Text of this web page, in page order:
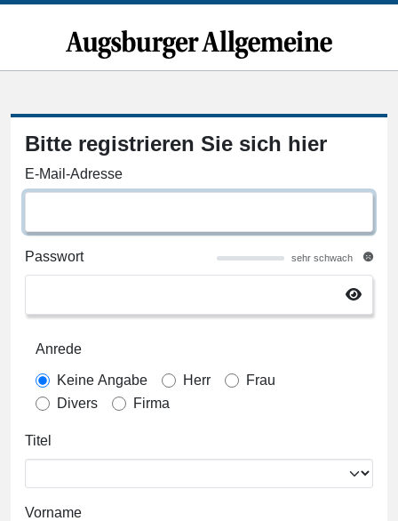
Bitte registrieren Sie sich hier
E-Mail-Adresse
Passwort sehr schwach
Anrede
Keine Angabe Herr
Frau
Divers
Firma
Titel
Vorname